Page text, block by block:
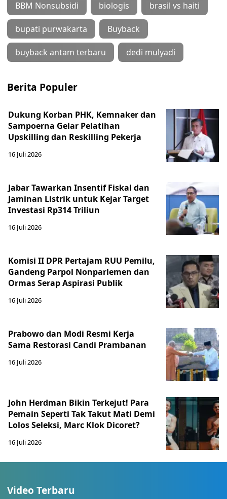
BBM Nonsubsidi biologis brasil vs haiti
bupati purwakarta Buyback
buyback antam terbaru dedi mulyadi
Berita Populer
Dukung Korban PHK, Kemnaker dan
Sampoerna Gelar Pelatihan
Upskilling dan Reskilling Pekerja
16 Juli 2026
Jabar Tawarkan Insentif Fiskal dan
Jaminan Listrik untuk Kejar Target
Investasi Rp314 Triliun
16 Juli 2026
Komisi II DPR Pertajam RUU Pemilu,
Gandeng Parpol Nonparlemen dan
Ormas Serap Aspirasi Publik
16 Juli 2026
Prabowo dan Modi Resmi Kerja
Sama Restorasi Candi Prambanan
16 Juli 2026
John Herdman Bikin Terkejut! Para
Pemain Seperti Tak Takut Mati Demi
Lolos Seleksi, Marc Klok Dicoret?
16 Juli 2026
Video Terbaru